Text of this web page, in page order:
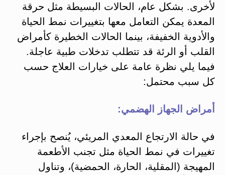
لأخرى. بشكل عام، الحالات البسيطة مثل حرقة
المعدة يمكن التعامل معها بتغييرات نمط الحياة
والأدوية الخفيفة، بينما الحالات الخطيرة كأمراض
القلب أو الرئة قد تتطلب تدخلات طبية عاجلة.
فيما يلي نظرة عامة على خيارات العلاج حسب
كل سبب محتمل:
أمراض الجهاز الهضمي:
في حالة الارتجاع المعدي المريئي، يُنصح بإجراء
تغييرات في نمط الحياة مثل تجنب الأطعمة
المهيجة (المقلية، الحارة، الحمضية)، وتناول